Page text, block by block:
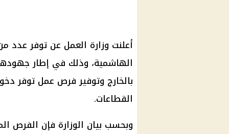
أعلنت وزارة العمل عن توفر عدد
الهاشمية، وذلك في إطار
بالخارج وتوفير فرص عمل توفر
القطاعات.